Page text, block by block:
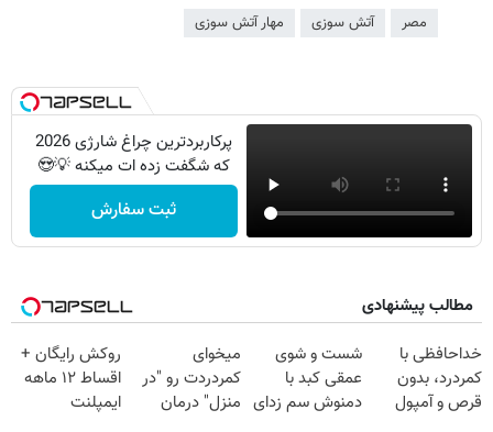
مصر آتش سوزی مهار آتش سوزی
پرکاربردترین چراغ شارژی 2026
که شگفت زده ات میکنه 💡😍
ثبت سفارش
مطالب پیشنهادی
خداحافظی با
کمردرد، بدون
قرص و آمپول
شست و شوی
عمقی کبد با
دمنوش سم زدای
میخوای
کمردردت رو "در
منزل" درمان
روکش رایگان +
اقساط ۱۲ ماهه
ایمپلنت